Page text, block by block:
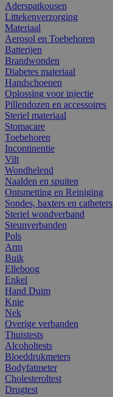
Aderspatkousen
Littekenverzorging
Materiaal
Aerosol en Toebehoren
Batterijen
Brandwonden
Diabetes materiaal
Handschoenen
Oplossing voor injectie
Pillendozen en accessoires
Steriel materiaal
Stomacare
Toebehoren
Incontinentie
Vilt
Wondhelend
Naalden en spuiten
Ontsmetting en Reiniging
Sondes, baxters en catheters
Steriel wondverband
Steunverbanden
Pols
Arm
Buik
Elleboog
Enkel
Hand Duim
Knie
Nek
Overige verbanden
Thuistests
Alcoholtests
Bloeddrukmeters
Bodyfatmeter
Cholesteroltest
Drugtest